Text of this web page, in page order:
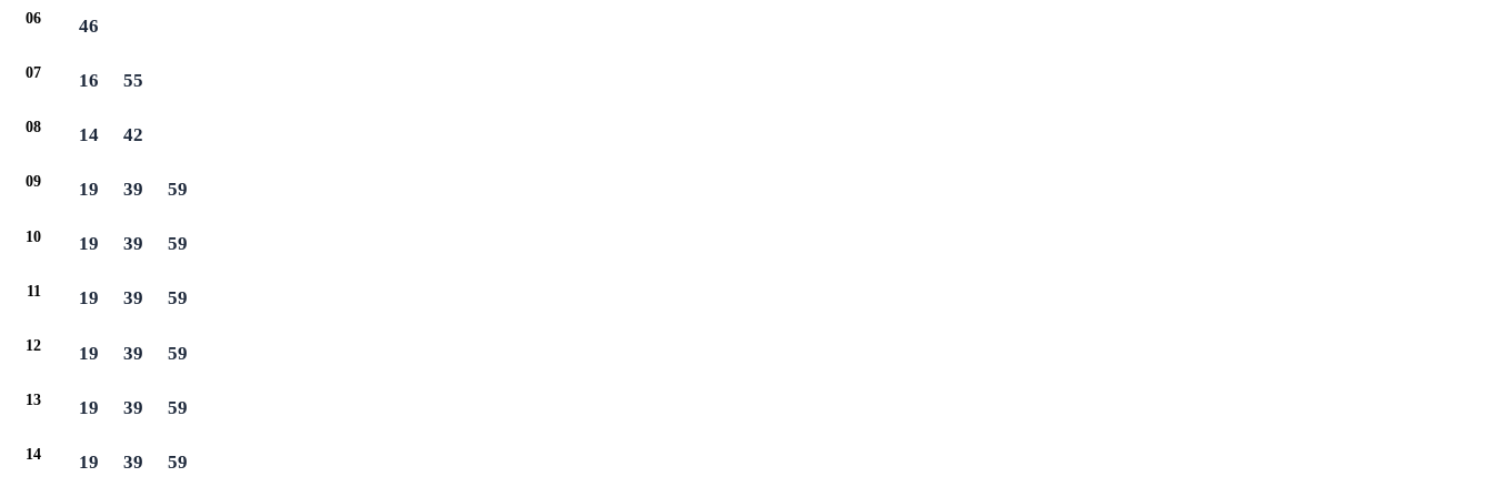
06 46
07 16 55
08 14 42
09 19 39 59
10 19 39 59
11 19 39 59
12 19 39 59
13 19 39 59
14 19 39 59